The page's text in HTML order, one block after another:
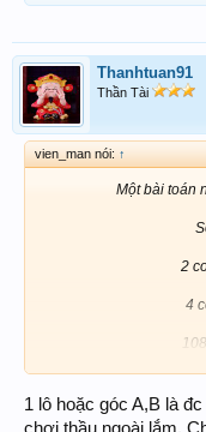
Thanhtuan91
Thần Tài
vien_man nói: ↑
Một bài toán
2
4
do mình thích tính toán
1 lô hoặc góc A,B là